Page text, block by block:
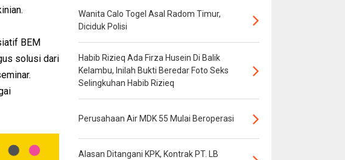
BEM
solusi dari
Wanita Calo Togel Asal Radom Timur,
Diciduk Polisi
Habib Rizieq Ada Firza Husein Di Balik
Kelambu, Inilah Bukti Beredar Foto Seks
Selingkuhan Habib Rizieq
Perusahaan Air MDK 55 Mulai Beroperasi
Alasan Ditangani KPK, Kontrak PT. LB